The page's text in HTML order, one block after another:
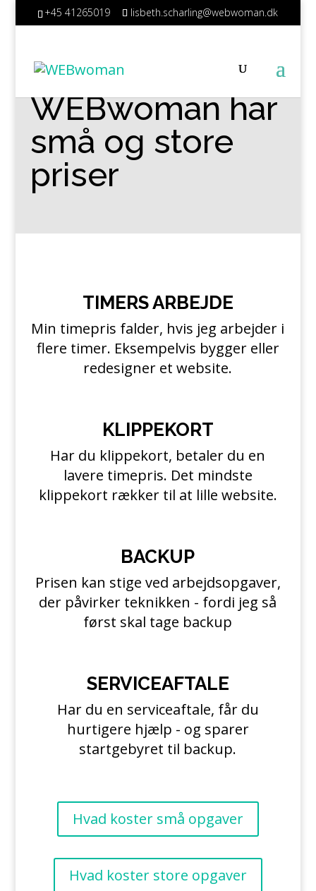
+45 41265019 lisbeth.scharling@webwoman.dk
WEBwoman har
små og store
priser
TIMERS ARBEJDE
Min timepris falder, hvis jeg arbejder i
flere timer. Eksempelvis bygger eller
redesigner et website.
KLIPPEKORT
Har du klippekort, betaler du en
lavere timepris. Det mindste
klippekort rækker til at lille website.
BACKUP
Prisen kan stige ved arbejdsopgaver,
der påvirker teknikken - fordi jeg så
først skal tage backup
SERVICEAFTALE
Har du en serviceaftale, får du
hurtigere hjælp - og sparer
startgebyret til backup.
Hvad koster små opgaver
Hvad koster store opgaver